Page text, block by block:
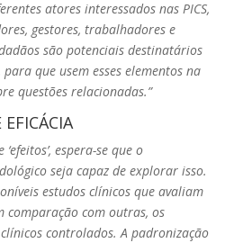
atores interessados nas PICS,
gestores, trabalhadores e
são potenciais destinatários
que usem esses elementos na
questões relacionadas.”
EFICÁCIA
espera-se que o
seja capaz de explorar isso.
estudos clínicos que avaliam
comparação com outras, os
controlados. A padronização